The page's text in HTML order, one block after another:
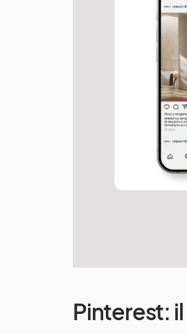
Pinterest: